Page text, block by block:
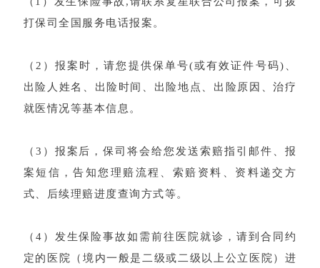
打保司全国服务电话报案。
（2）报案时，请您提供保单号(或有效证件号码)、
出险人姓名、出险时间、出险地点、出险原因、治疗
就医情况等基本信息。
（3）报案后，保司将会给您发送索赔指引邮件、报
案短信，告知您理赔流程、索赔资料、资料递交方
式、后续理赔进度查询方式等。
（4）发生保险事故如需前往医院就诊，请到合同约
定的医院（境内一般是二级或二级以上公立医院）进